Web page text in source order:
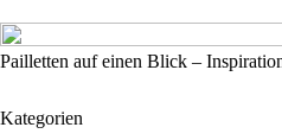
Pailletten auf einen Blick –
Kategorien